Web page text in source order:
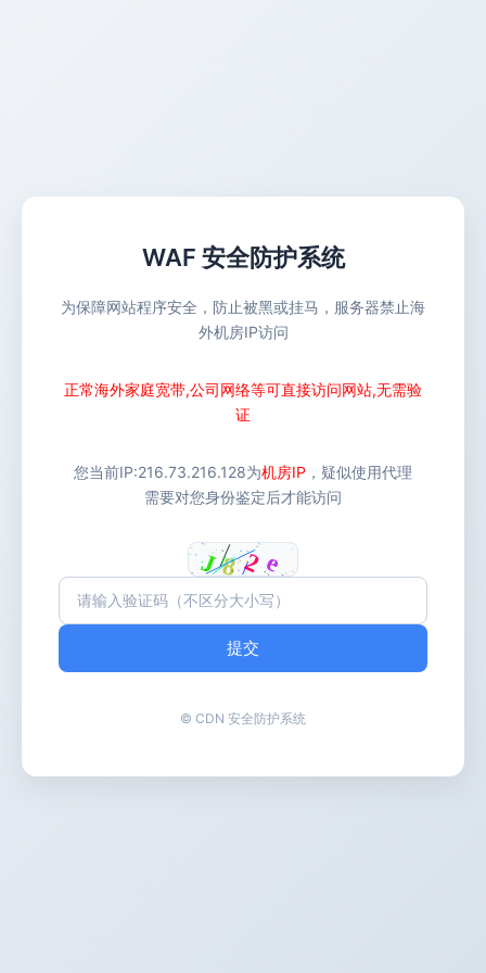
WAF 安全防护系统
为保障网站程序安全，防止被黑或挂马，服务器禁止海
外机房IP访问
正常海外家庭宽带,公司网络等可直接访问网站,无需验
证
您当前IP:216.73.216.128为机房IP ，疑似使用代理
需要对您身份鉴定后才能访问
提交
© CDN 安全防护系统